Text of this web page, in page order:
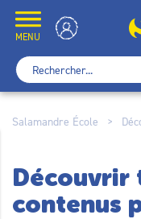
content
MENU
Rechercher :
Salamandre École >
Découvrir
contenus